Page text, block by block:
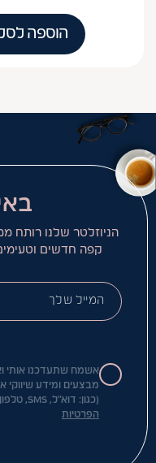
הוספה
הניוזלטר שלנו רותח
קפה חדשים
אשמח שתעדכנו אותי
מבצעים ומידע
(כגון: דוא"ל, SMS, טלפון, דואר וכדו') בהתאם
הפרטיות